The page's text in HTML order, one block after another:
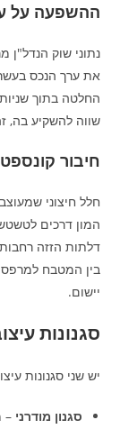
ההשפעה על
נתוני שוק הנדל"ן
את ערך הנכס
החלטה בתוך
שווה להשקיע בה,
חיבור
חלל חיצוני
המון דרכים
דלתות הזזה
בין המטבח
יישום.
סגנונות
יש שני סגנונות
סגנון מודרני –